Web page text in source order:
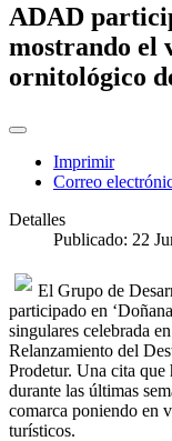
ADAD
mostrando el
ornitológico
Imprimir
Correo
Detalles
Publicado: 22
El Grupo de
participado en
singulares celebrada
Relanzamiento del
Prodetur. Una cita que
durante las últimas
comarca poniendo en
turísticos.